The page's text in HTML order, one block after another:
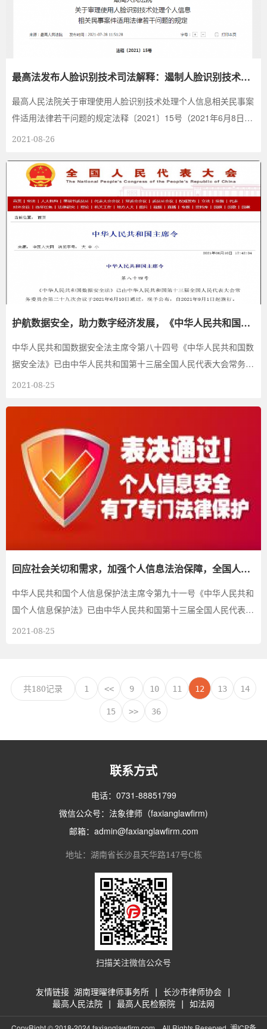
最高法发布人脸识别技术司法解释：遏制人脸识别技术滥
用，筑牢个人信息法治防线
最高人民法院关于审理使用人脸识别技术处理个人信息相关民事案
件适用法律若干问题的规定法释〔2021〕15号（2021年6月8日最
高人民法院审判委员...
2021-08-26
护航数据安全，助力数字经济发展，《中华人民共和国数
据安全法》即将施行
中华人民共和国数据安全法主席令第八十四号《中华人民共和国数
据安全法》已由中华人民共和国第十三届全国人民代表大会常务委
员会第二十九次...
2021-08-25
回应社会关切和需求，加强个人信息法治保障，全国人大
常委会表决通过《中华人民共和国个人...
中华人民共和国个人信息保护法主席令第九十一号《中华人民共和
国个人信息保护法》已由中华人民共和国第十三届全国人民代表大
会常务委员会第...
2021-08-25
共180记录 1 << 9 10 11 12 13 14
15 >> 36
联系方式
电话：0731-88851799
微信公众号：法象律师（faxianglawfirm)
邮箱：admin@faxianglawfirm.com
地址：湖南省长沙县天华路147号C栋
扫描关注微信公众号
友情链接 湖南理曜律师事务所 长沙市律师协会
最高人民法院
最高人民检察院 如法网